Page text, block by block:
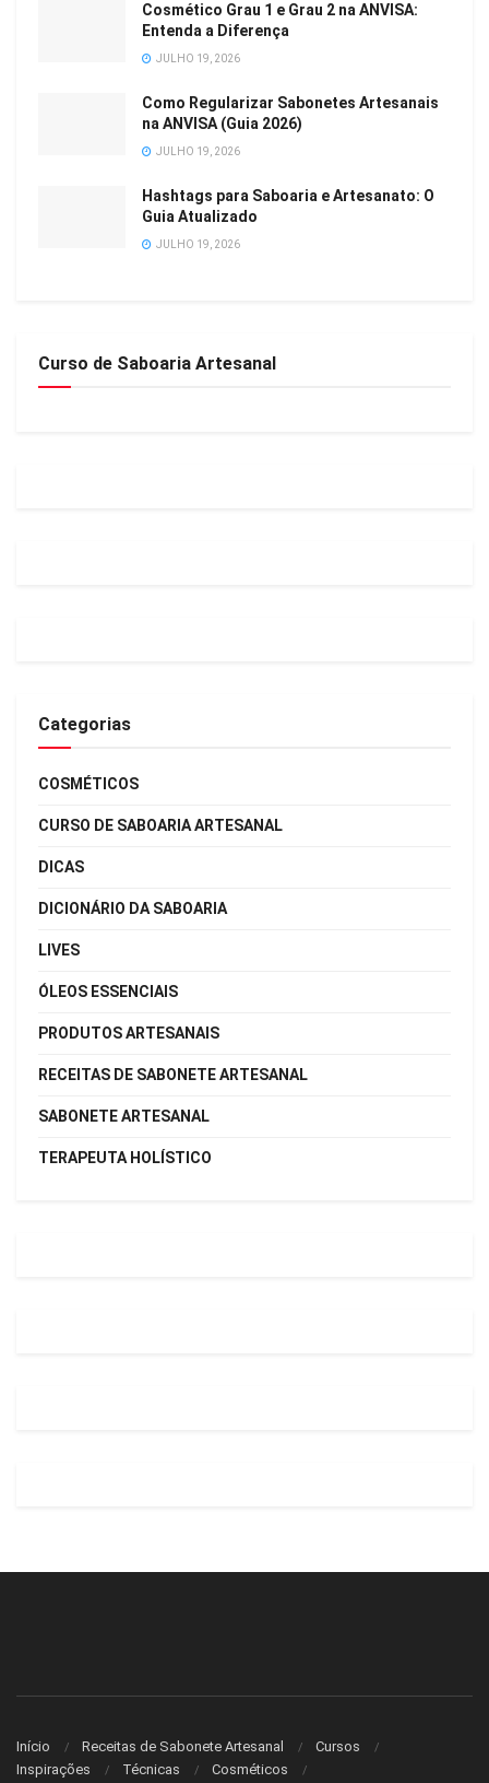
Cosmético Grau 1 e Grau 2 na ANVISA:
Entenda a Diferença
JULHO 19, 2026
Como Regularizar Sabonetes Artesanais
na ANVISA (Guia 2026)
JULHO 19, 2026
Hashtags para Saboaria e Artesanato: O
Guia Atualizado
JULHO 19, 2026
Curso de Saboaria Artesanal
Categorias
COSMÉTICOS
CURSO DE SABOARIA ARTESANAL
DICAS
DICIONÁRIO DA SABOARIA
LIVES
ÓLEOS ESSENCIAIS
PRODUTOS ARTESANAIS
RECEITAS DE SABONETE ARTESANAL
SABONETE ARTESANAL
TERAPEUTA HOLÍSTICO
Início Receitas de Sabonete Artesanal
Cursos
Inspirações
Técnicas Cosméticos